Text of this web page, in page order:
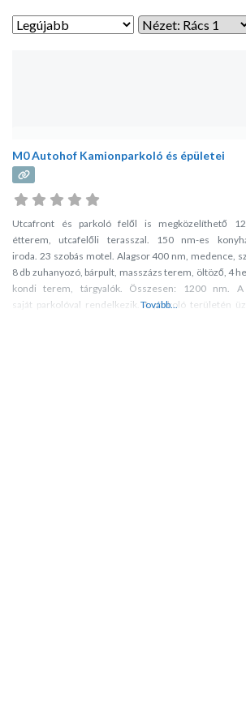
M0 Autohof Kamionparkoló és épületei
Utcafront és parkoló felől is megközelíthető
étterem, utcafelőli terasszal. 150 nm-es
iroda. 23 szobás motel. Alagsor 400 nm, medence,
8 db zuhanyozó, bárpult, masszázs terem, öltöző, 4
kondi terem, tárgyalók. Összesen: 1200 nm.
saját parkolóval rendelkezik. A parkoló területén
Tovább...